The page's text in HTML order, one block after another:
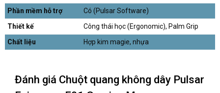
Phần mềm hỗ trợ
Có (Pulsar Software)
Thiết kế
Công thái học (Ergonomic), Palm Grip
Chất liệu
Hợp kim magie, nhựa
Đánh giá Chuột quang không dây Pulsar